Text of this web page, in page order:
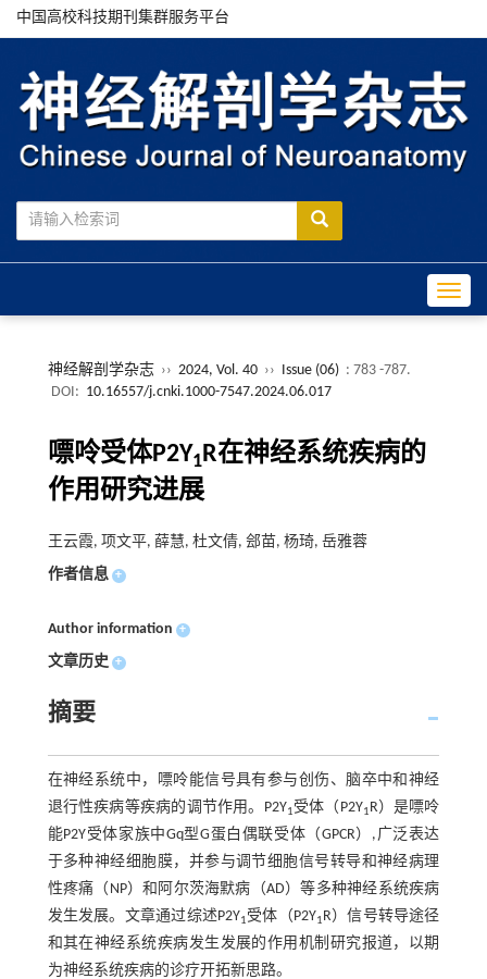
中国高校科技期刊集群服务平台
神经解剖学杂志 ›› 2024, Vol. 40 ›› Issue (06) : 783 -787.
DOI: 10.16557/j.cnki.1000-7547.2024.06.017
嘌呤受体P2Y1R在神经系统疾病的
作用研究进展
王云霞, 项文平, 薛慧, 杜文倩, 郐苗, 杨琦, 岳雅蓉
作者信息 +
Author information +
文章历史 +
摘要
在神经系统中，嘌呤能信号具有参与创伤、脑卒中和神经
退行性疾病等疾病的调节作用。P2Y1受体（P2Y1R）是嘌呤
能P2Y受体家族中Gq型G蛋白偶联受体（GPCR）,广泛表达
于多种神经细胞膜，并参与调节细胞信号转导和神经病理
性疼痛（NP）和阿尔茨海默病（AD）等多种神经系统疾病
发生发展。文章通过综述P2Y1受体（P2Y1R）信号转导途径
和其在神经系统疾病发生发展的作用机制研究报道，以期
为神经系统疾病的诊疗开拓新思路。